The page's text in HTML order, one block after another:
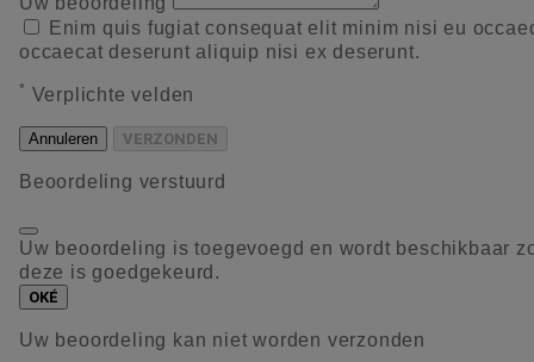
Enim quis fugiat consequat elit minim nisi eu
occaecat deserunt aliquip nisi ex deserunt.
* Verplichte velden
Annuleren VERZONDEN
Beoordeling verstuurd
Uw beoordeling is toegevoegd en wordt beschikbaar
deze is goedgekeurd.
OKÉ
Uw beoordeling kan niet worden verzonden